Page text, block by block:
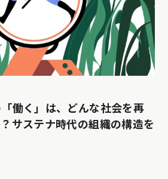
「働く」は、どんな社会を再
サステナ時代の組織の構造を